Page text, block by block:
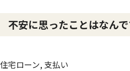
不安に思ったことはなん
住宅ローン, 支払い